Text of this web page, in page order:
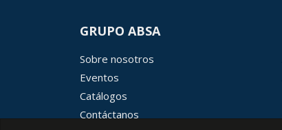
GRUPO ABSA
Sobre nosotros
Eventos
Catálogos
Contáctanos